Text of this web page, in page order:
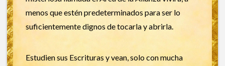
menos que estén predeterminados para ser lo
suficientemente dignos de tocarla y abrirla.
Estudien sus Escrituras y vean, solo con mucha